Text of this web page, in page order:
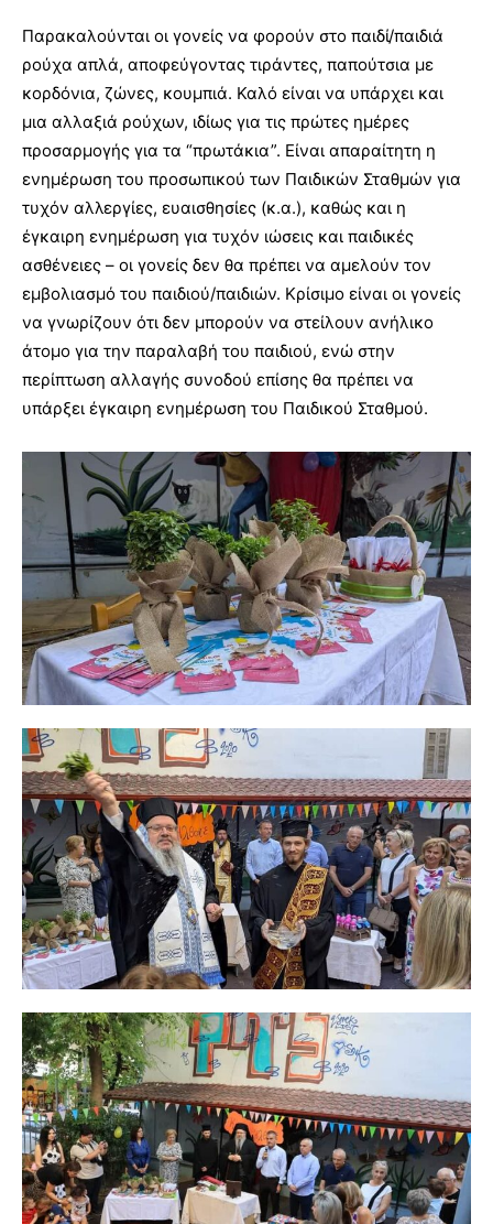
Παρακαλούνται οι γονείς να φορούν στο παιδί/παιδιά
ρούχα απλά, αποφεύγοντας τιράντες, παπούτσια με
κορδόνια, ζώνες, κουμπιά. Καλό είναι να υπάρχει και
μια αλλαξιά ρούχων, ιδίως για τις πρώτες ημέρες
προσαρμογής για τα “πρωτάκια”. Είναι απαραίτητη η
ενημέρωση του προσωπικού των Παιδικών Σταθμών για
τυχόν αλλεργίες, ευαισθησίες (κ.α.), καθώς και η
έγκαιρη ενημέρωση για τυχόν ιώσεις και παιδικές
ασθένειες – οι γονείς δεν θα πρέπει να αμελούν τον
εμβολιασμό του παιδιού/παιδιών. Κρίσιμο είναι οι γονείς
να γνωρίζουν ότι δεν μπορούν να στείλουν ανήλικο
άτομο για την παραλαβή του παιδιού, ενώ στην
περίπτωση αλλαγής συνοδού επίσης θα πρέπει να
υπάρξει έγκαιρη ενημέρωση του Παιδικού Σταθμού.